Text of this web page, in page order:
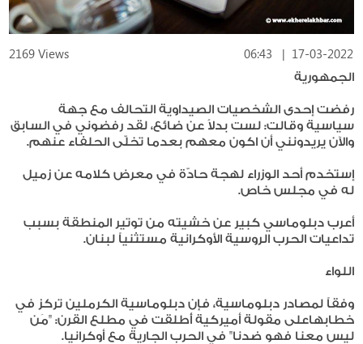
2169 Views 06:43 | 17-03-2022
الجمهورية
رفضت إحدى الشخصيات الصيداوية التحالف مع جهة
سياسية وقالت: لست بدلاً عن ضائع، لقد رفضوني في السابق
والآن يريدونني أن اكون معهم بعدما تخلّى الحلفاء عنهم.
إستخدم أحد الوزراء لهجة حادّة في معرض كلامه عن زميل
له في مجلس خاص.
أعرب دبلوماسي كبير عن خشيته من توتير المنطقة بسبب
تداعيات الحرب الروسية الأوكرانية مستثنياً لبنان.
اللواء
وفقاً لمصادر دبلوماسية، فإن دبلوماسية الكرملين تركز في
خطابهاعلى مقولة أميركية أُطلقت في مطلع القرن: "مَن
ليس معنا فهو ضدنا" في الحرب الجارية مع أوكرانيا.